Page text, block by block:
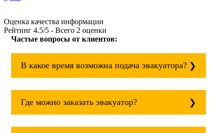
Оценка качества информации
Рейтинг 4.5/5 - Всего 2 оценки
Частые вопросы от клиентов:
В какое время возможна подача эвакуатора?
время. эвакуатор истра всегда рядом!
Где можно заказать эвакуатор?